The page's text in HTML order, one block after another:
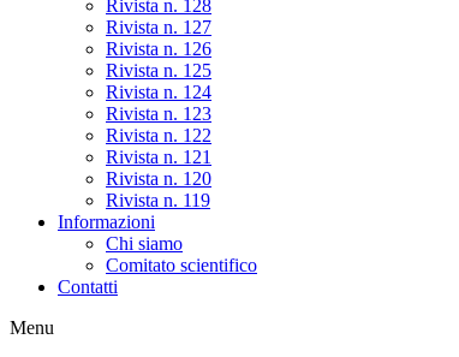
Rivista n. 128
Rivista n. 127
Rivista n. 126
Rivista n. 125
Rivista n. 124
Rivista n. 123
Rivista n. 122
Rivista n. 121
Rivista n. 120
Rivista n. 119
Informazioni
Chi siamo
Comitato scientifico
Contatti
Menu